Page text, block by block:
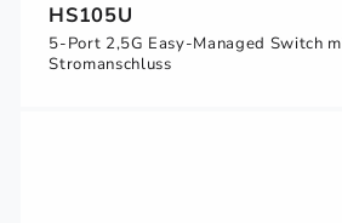
HS105U
5-Port 2,5G Easy-Managed Switch
Stromanschluss